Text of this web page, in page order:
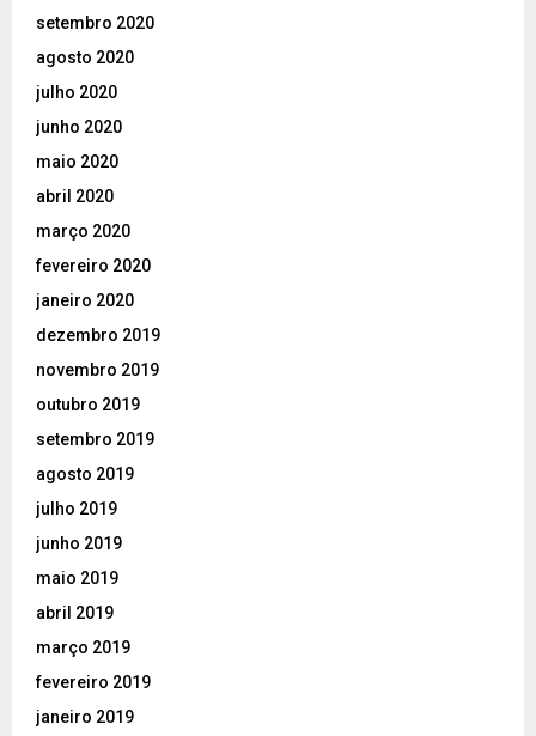
setembro 2020
agosto 2020
julho 2020
junho 2020
maio 2020
abril 2020
março 2020
fevereiro 2020
janeiro 2020
dezembro 2019
novembro 2019
outubro 2019
setembro 2019
agosto 2019
julho 2019
junho 2019
maio 2019
abril 2019
março 2019
fevereiro 2019
janeiro 2019